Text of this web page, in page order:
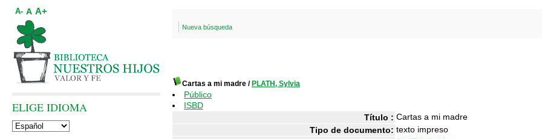
Nueva búsqueda
Cartas a mi madre / PLATH, Sylvia
Público
ISBD
Título : Cartas a mi madre
Tipo de documento: texto impreso
A- A A+
ELIGE IDIOMA